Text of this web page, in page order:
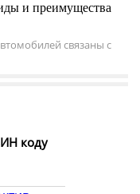
и преимущества
связаны с
коду